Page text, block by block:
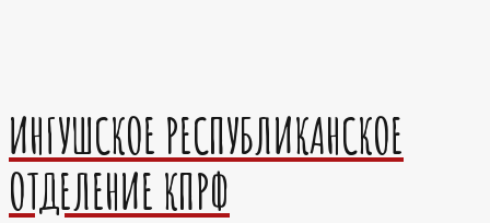
ИНГУШСКОЕ РЕСПУБЛИКАНСКОЕ
ОТДЕЛЕНИЕ КПРФ